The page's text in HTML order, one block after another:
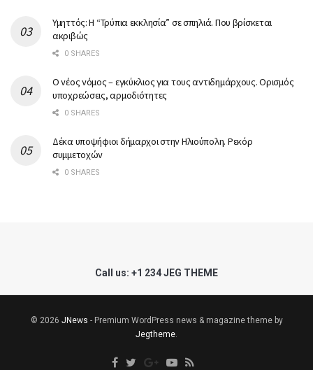
Υμηττός: Η “Τρύπια εκκλησία” σε σπηλιά. Που βρίσκεται
ακριβώς
0 SHARES
Ο νέος νόμος – εγκύκλιος για τους αντιδημάρχους. Ορισμός
υποχρεώσεις, αρμοδιότητες
0 SHARES
Δέκα υποψήφιοι δήμαρχοι στην Ηλιούπολη. Ρεκόρ
συμμετοχών
0 SHARES
Call us: +1 234 JEG THEME
© 2026 JNews - Premium WordPress news & magazine theme by
Jegtheme.